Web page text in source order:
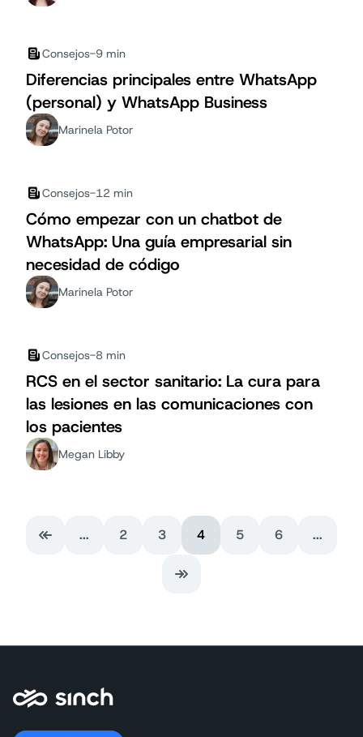
Consejos-9 min
Diferencias principales entre WhatsApp
(personal) y WhatsApp Business
Marinela Potor
Consejos-12 min
Cómo empezar con un chatbot de
WhatsApp: Una guía empresarial sin
necesidad de código
Marinela Potor
Consejos-8 min
RCS en el sector sanitario: La cura para
las lesiones en las comunicaciones con
los pacientes
Megan Libby
Primera página
... 2 3 4 5 6 ...
Última página